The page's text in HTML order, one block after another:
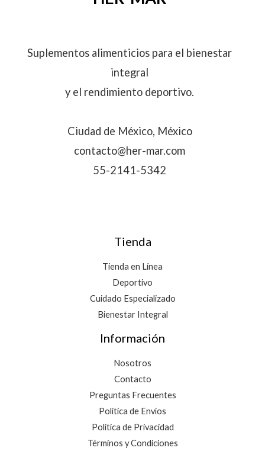
Suplementos alimenticios para el bienestar
integral
y el rendimiento deportivo.
Ciudad de México, México
contacto@her-mar.com
55-2141-5342
Tienda
Tienda en Línea
Deportivo
Cuidado Especializado
Bienestar Integral
Información
Nosotros
Contacto
Preguntas Frecuentes
Política de Envíos
Política de Privacidad
Términos y Condiciones